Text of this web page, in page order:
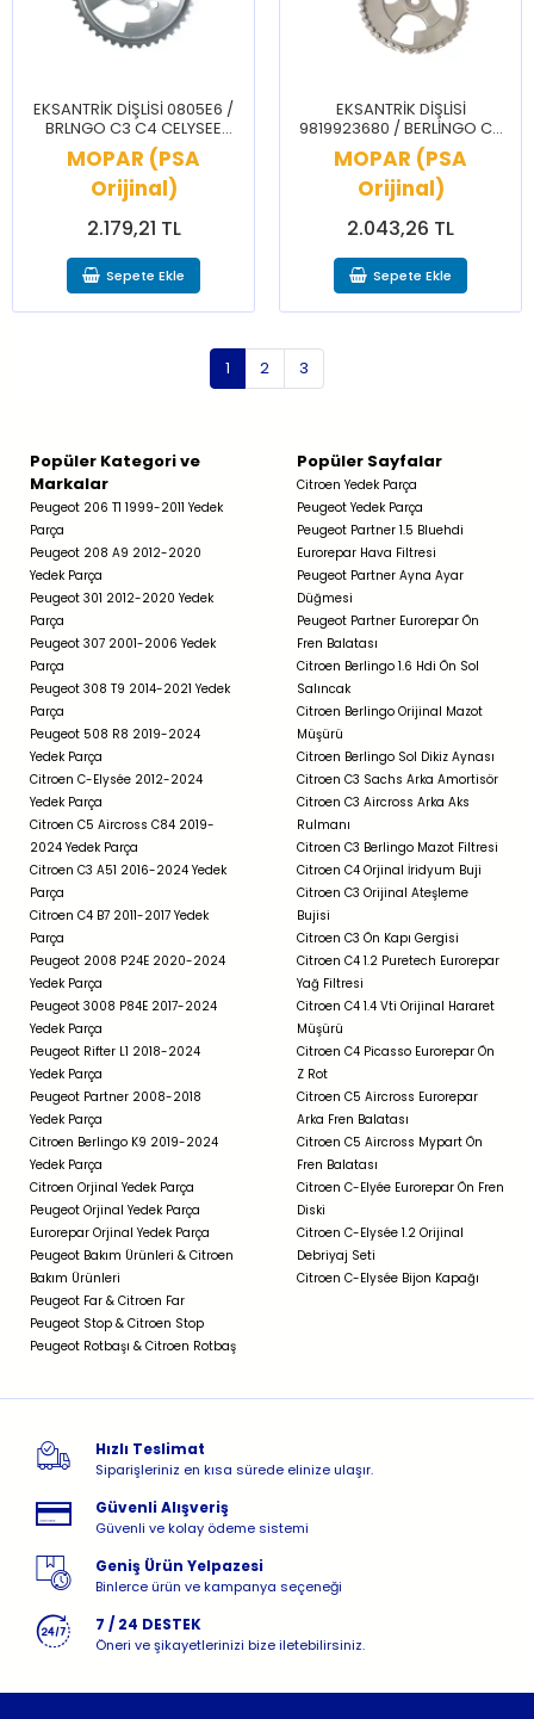
EKSANTRİK DİŞLİSİ 0805E6 /
BRLNGO C3 C4 CELYSEE
NEMO 206 207 208 3008 301
307 308 BPPR PRTNR RFTR
MOPAR (PSA
Orijinal)
2.179,21 TL
Sepete Ekle
EKSANTRİK DİŞLİSİ
9819923680 / BERLİNGO C3
C4 CELYSEE DS3 DS7 2008
208 3008 301 308 508 PRTNR
RFTR
MOPAR (PSA
Orijinal)
2.043,26 TL
Sepete Ekle
1 2 3
Popüler Kategori ve
Markalar
Peugeot 206 T1 1999-2011 Yedek
Parça
Peugeot 208 A9 2012-2020
Yedek Parça
Peugeot 301 2012-2020 Yedek
Parça
Peugeot 307 2001-2006 Yedek
Parça
Peugeot 308 T9 2014-2021 Yedek
Parça
Peugeot 508 R8 2019-2024
Yedek Parça
Citroen C-Elysée 2012-2024
Yedek Parça
Citroen C5 Aircross C84 2019-
2024 Yedek Parça
Citroen C3 A51 2016-2024 Yedek
Parça
Citroen C4 B7 2011-2017 Yedek
Parça
Peugeot 2008 P24E 2020-2024
Yedek Parça
Peugeot 3008 P84E 2017-2024
Yedek Parça
Peugeot Rifter L1 2018-2024
Yedek Parça
Peugeot Partner 2008-2018
Yedek Parça
Citroen Berlingo K9 2019-2024
Yedek Parça
Citroen Orjinal Yedek Parça
Peugeot Orjinal Yedek Parça
Eurorepar Orjinal Yedek Parça
Peugeot Bakım Ürünleri & Citroen
Bakım Ürünleri
Peugeot Far & Citroen Far
Peugeot Stop & Citroen Stop
Peugeot Rotbaşı & Citroen Rotbaş
Popüler Sayfalar
Citroen Yedek Parça
Peugeot Yedek Parça
Peugeot Partner 1.5 Bluehdi
Eurorepar Hava Filtresi
Peugeot Partner Ayna Ayar
Düğmesi
Peugeot Partner Eurorepar Ön
Fren Balatası
Citroen Berlingo 1.6 Hdi Ön Sol
Salıncak
Citroen Berlingo Orijinal Mazot
Müşürü
Citroen Berlingo Sol Dikiz Aynası
Citroen C3 Sachs Arka Amortisör
Citroen C3 Aircross Arka Aks
Rulmanı
Citroen C3 Berlingo Mazot Filtresi
Citroen C4 Orjinal İridyum Buji
Citroen C3 Orijinal Ateşleme
Bujisi
Citroen C3 Ön Kapı Gergisi
Citroen C4 1.2 Puretech Eurorepar
Yağ Filtresi
Citroen C4 1.4 Vti Orijinal Hararet
Müşürü
Citroen C4 Picasso Eurorepar Ön
Z Rot
Citroen C5 Aircross Eurorepar
Arka Fren Balatası
Citroen C5 Aircross Mypart Ön
Fren Balatası
Citroen C-Elyée Eurorepar Ön Fren
Diski
Citroen C-Elysée 1.2 Orijinal
Debriyaj Seti
Citroen C-Elysée Bijon Kapağı
Hızlı Teslimat
Siparişleriniz en kısa sürede elinize ulaşır.
Güvenli Alışveriş
Güvenli ve kolay ödeme sistemi
Geniş Ürün Yelpazesi
Binlerce ürün ve kampanya seçeneği
7 / 24 DESTEK
Öneri ve şikayetlerinizi bize iletebilirsiniz.